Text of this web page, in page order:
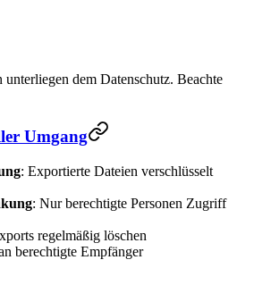
dem Datenschutz. Beachte
Umgang
: Exportierte Dateien verschlüsselt
: Nur berechtigte Personen Zugriff
regelmäßig löschen
berechtigte Empfänger